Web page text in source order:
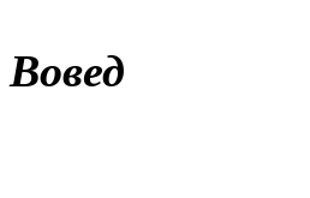
Вовед